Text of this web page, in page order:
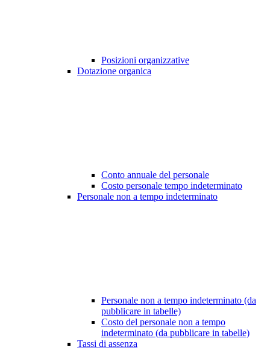
Posizioni organizzative
Dotazione organica
Conto annuale del personale
Costo personale tempo indeterminato
Personale non a tempo indeterminato
Personale non a tempo indeterminato (da
pubblicare in tabelle)
Costo del personale non a tempo
indeterminato (da pubblicare in tabelle)
Tassi di assenza